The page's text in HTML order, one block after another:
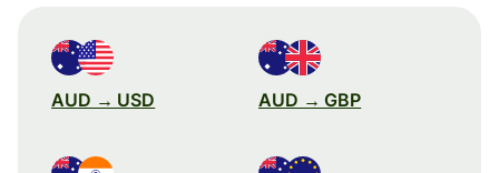
AUD → USD AUD → GBP